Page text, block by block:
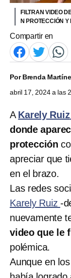
FILTRAN VIDEO
N PROTECCIÓN
Compartir en
PorBrenda
abril 17, 2024 a las
A Karely Ruiz
donde
protección
apreciar que
en el brazo.
Las redes
Karely Ruiz -
nuevamente
video que le
polémica.
Aunque en